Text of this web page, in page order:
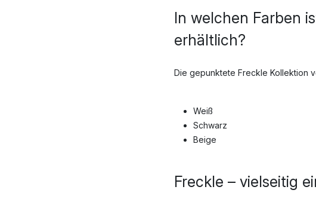
In welchen Farben
erhältlich?
Die gepunktete Freckle Kollektion
Weiß
Schwarz
Beige
Freckle – vielseitig